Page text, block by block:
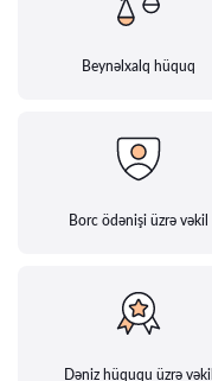
Beynəlxalq hüquq
Borc ödənişi üzrə vəkil
Dəniz hüququ üzrə vəkil